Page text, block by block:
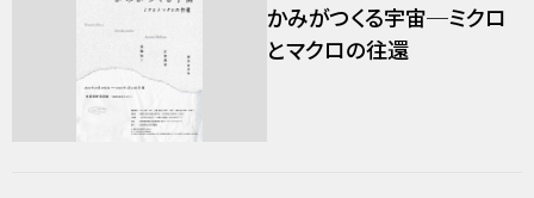
かみがつくる宇宙─ミクロ
とマクロの往還